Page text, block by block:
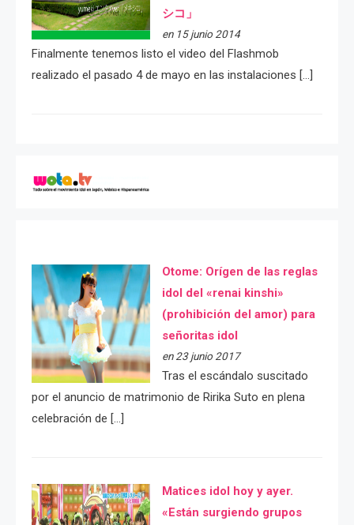
シコ」
en 15 junio 2014
Finalmente tenemos listo el video del Flashmob
realizado el pasado 4 de mayo en las instalaciones […]
Otome: Orígen de las reglas
idol del «renai kinshi»
(prohibición del amor) para
señoritas idol
en 23 junio 2017
Tras el escándalo suscitado
por el anuncio de matrimonio de Ririka Suto en plena
celebración de […]
Matices idol hoy y ayer.
«Están surgiendo grupos